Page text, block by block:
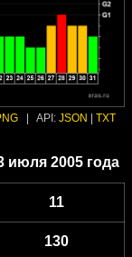
API: JSON TXT
июля 2005 года
11
130